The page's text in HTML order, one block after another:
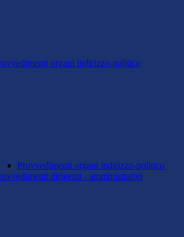
organi indirizzo-politico
Provvedimenti organi indirizzo-politico
dirigenti - amministrativi